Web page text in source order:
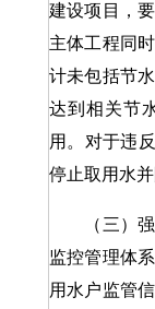
建设项目，
主体工程同
计未包括节
达到相关节
用。对于违
停止取用水并
（三）强
监控管理体
用水户监管